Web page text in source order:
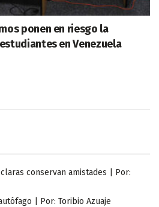
ponen en riesgo la
en Venezuela
claras conservan amistades | Por:
| Por: Toribio Azuaje